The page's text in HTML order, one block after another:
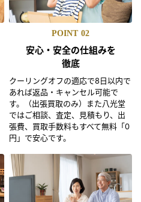
POINT 02
安心・安全の仕組みを
徹底
クーリングオフの適応で8日以内で
あれば返品・キャンセル可能で
す。（出張買取のみ）また八光堂
ではご相談、査定、見積もり、出
張費、買取手数料もすべて無料「0
円」で安心です。